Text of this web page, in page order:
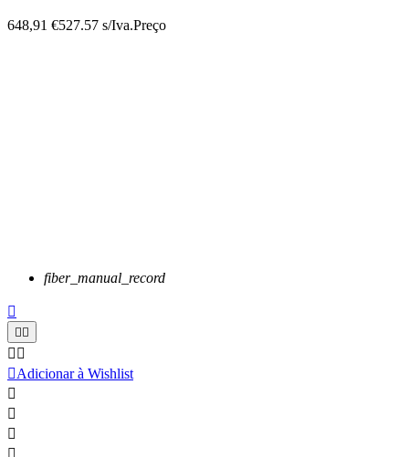
648,91 €527.57 s/Iva.Preço
fiber_manual_record

 
 
Adicionar à Wishlist


